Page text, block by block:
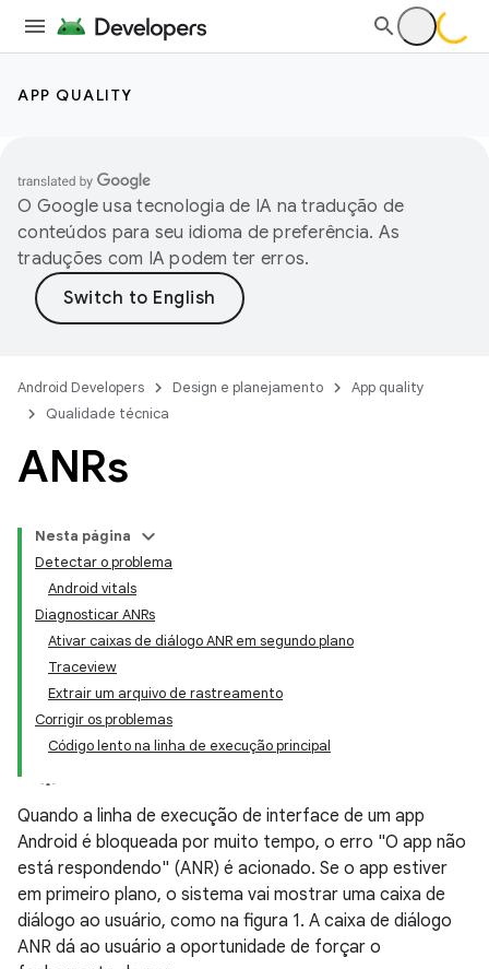
APP QUALITY
O Google usa tecnologia de IA na tradução de
conteúdos para seu idioma de preferência. As
traduções com IA podem ter erros.
Android Developers Design e planejamento
App quality
Qualidade técnica
ANRs
Nesta página
Detectar o problema
Android vitals
Diagnosticar ANRs
Ativar caixas de diálogo ANR em segundo plano
Traceview
Extrair um arquivo de rastreamento
Corrigir os problemas
Código lento na linha de execução principal
Quando a linha de execução de interface de um app
Android é bloqueada por muito tempo, o erro "O app não
está respondendo" (ANR) é acionado. Se o app estiver
em primeiro plano, o sistema vai mostrar uma caixa de
diálogo ao usuário, como na figura 1. A caixa de diálogo
ANR dá ao usuário a oportunidade de forçar o